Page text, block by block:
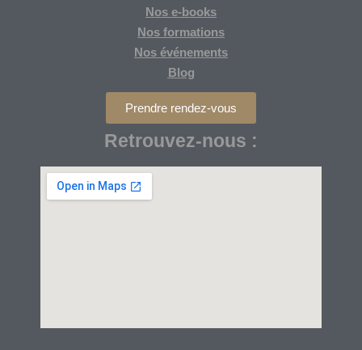
Nos e-books
Nos formations
Nos événements
Blog
Prendre rendez-vous
Retrouvez-nous :